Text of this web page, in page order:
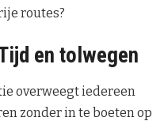
routes?
en tolwegen
overweegt iedereen
zonder in te boeten op